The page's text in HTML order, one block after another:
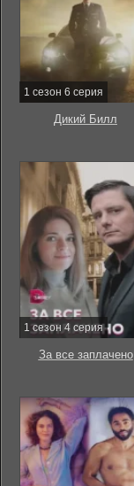
1 сезон 6 серия
Дикий Билл
1 сезон 4 серия
За все заплачено